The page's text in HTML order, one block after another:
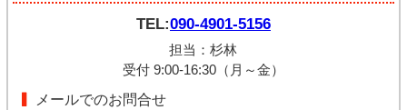
TEL:090-4901-5156
担当：杉林
受付 9:00-16:30（月～金）
メールでのお問合せ